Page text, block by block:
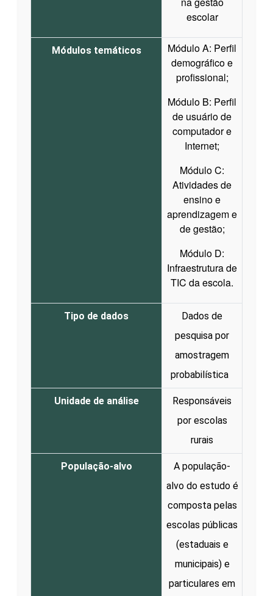
escolar
Módulos temáticos
Módulo A: Perfil
demográfico e
profissional;
Módulo B: Perfil
de usuário de
computador e
Internet;
Módulo C:
Atividades de
ensino e
aprendizagem e
de gestão;
Módulo D:
Infraestrutura de
TIC da escola.
Tipo de dados
Dados de
pesquisa por
amostragem
probabilística
Unidade de análise
Responsáveis
por escolas
rurais
População-alvo
A população-
alvo do estudo é
composta pelas
escolas públicas
(estaduais e
municipais) e
particulares em